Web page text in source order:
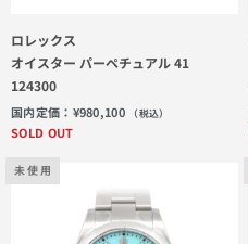
ロレックス
オイスター パーペチュアル 41
124300
国内定価： ¥980,100 （税込）
SOLD OUT
未 使 用